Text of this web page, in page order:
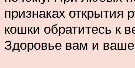
признаках открытия
кошки обратитесь к
Здоровье вам и